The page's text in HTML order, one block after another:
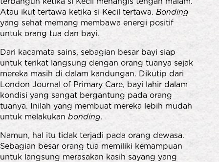
Atau ikut tertawa ketika si Kecil tertawa. Bonding
yang sehat memang membawa energi positif
untuk orang tua dan bayi.
Dari kacamata sains, sebagian besar bayi siap
untuk terikat langsung dengan orang tuanya sejak
mereka masih di dalam kandungan. Dikutip dari
London Journal of Primary Care, bayi lahir dalam
kondisi yang sangat bergantung pada orang
tuanya. Inilah yang membuat mereka lebih mudah
untuk melakukan bonding.
Namun, hal itu tidak terjadi pada orang dewasa.
Sebagian besar orang tua memiliki kemampuan
untuk langsung merasakan kasih sayang yang